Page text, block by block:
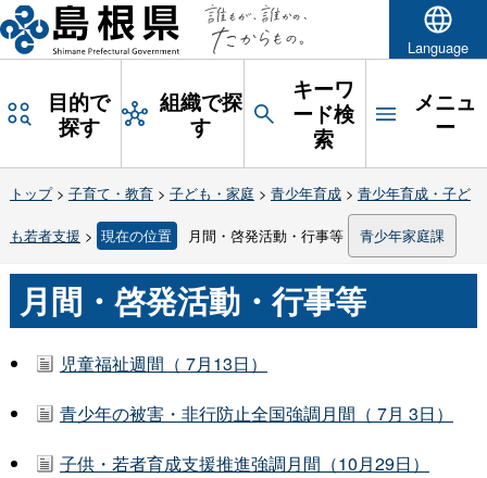
Language
目的で
探す
組織で探
す
キーワ
ード検
索
メニュ
ー
トップ> 子育て・教育> 子ども・家庭 > 青少年育成> 青少年育成・子ど
も若者支援 > 現在の位置 月間・啓発活動・行事等 青少年家庭課
月間・啓発活動・行事等
児童福祉週間（ 7月13日）
青少年の被害・非行防止全国強調月間（ 7月 3日）
子供・若者育成支援推進強調月間（10月29日）